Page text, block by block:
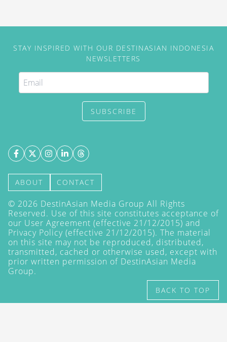
STAY INSPIRED WITH OUR DESTINASIAN INDONESIA
NEWSLETTERS
SUBSCRIBE
ABOUT CONTACT
© 2026 DestinAsian Media Group All Rights
Reserved. Use of this site constitutes acceptance of
our User Agreement (effective 21/12/2015) and
Privacy Policy (effective 21/12/2015). The material
on this site may not be reproduced, distributed,
transmitted, cached or otherwise used, except with
prior written permission of DestinAsian Media
Group.
BACK TO TOP